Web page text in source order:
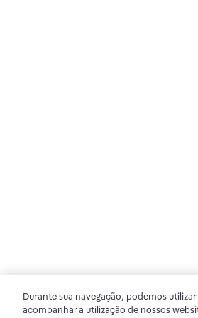
Durante sua navegação, podemos
acompanhar a utilização de nossos